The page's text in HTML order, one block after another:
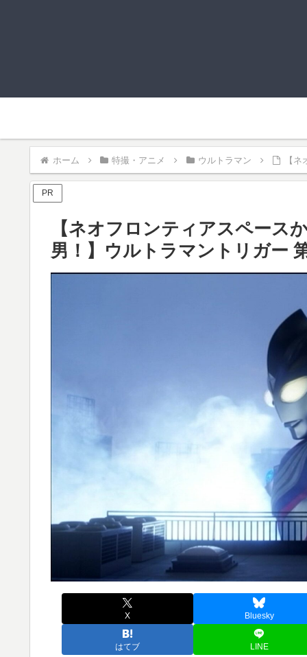
ホーム 特撮・アニメ ウルトラマン 【
PR
【ネオフロンティアスペース
男！】ウルトラマントリガー
X Bluesky
はてブ LINE